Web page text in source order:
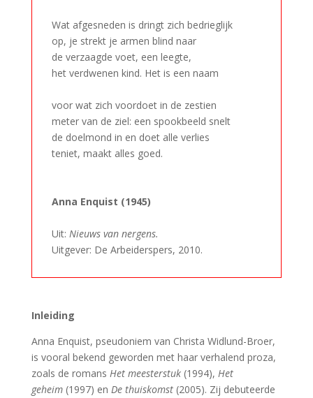
Wat afgesneden is dringt zich bedrieglijk
op, je strekt je armen blind naar
de verzaagde voet, een leegte,
het verdwenen kind. Het is een naam
voor wat zich voordoet in de zestien
meter van de ziel: een spookbeeld snelt
de doelmond in en doet alle verlies
teniet, maakt alles goed.
Anna Enquist (1945)
Uit: Nieuws van nergens.
Uitgever: De Arbeiderspers, 2010.
Inleiding
Anna Enquist, pseudoniem van Christa Widlund-Broer,
is vooral bekend geworden met haar verhalend proza,
zoals de romans Het meesterstuk(1994), Het
geheim (1997) en De thuiskomst (2005). Zij debuteerde